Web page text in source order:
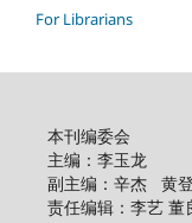
For Librarians
本刊编委会
主编：李玉龙
副主编：辛杰 黄
责任编辑：李艺